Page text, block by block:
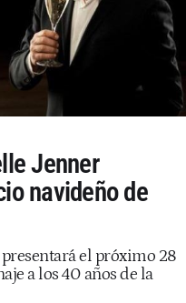
Jenner
navideño de
el próximo 28
a los 40 años de la